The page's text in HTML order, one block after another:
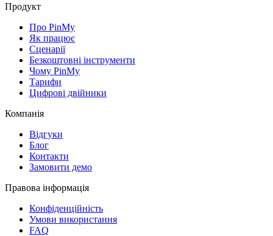
Продукт
Про PinMy
Як працює
Сценарії
Безкоштовні інструменти
Чому PinMy
Тарифи
Цифрові двійники
Компанія
Відгуки
Блог
Контакти
Замовити демо
Правова інформація
Конфіденційність
Умови використання
FAQ